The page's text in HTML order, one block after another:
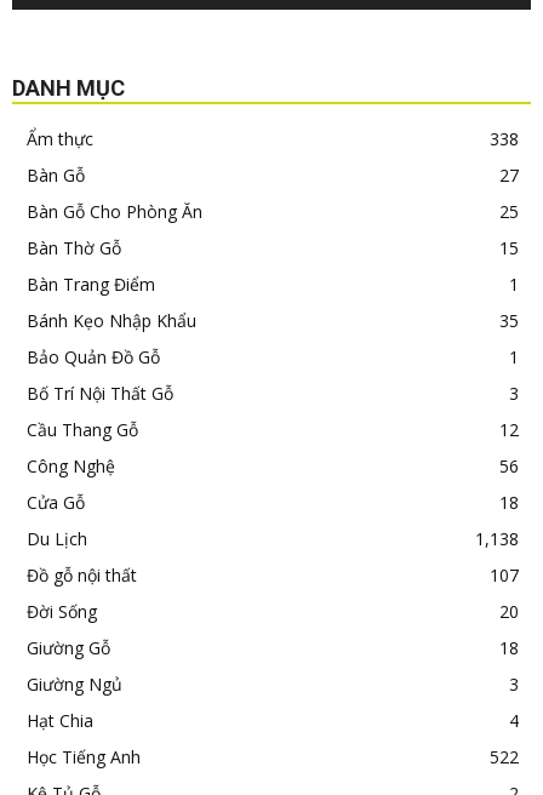
DANH MỤC
Ẩm thực
338
Bàn Gỗ
27
Bàn Gỗ Cho Phòng Ăn
25
Bàn Thờ Gỗ
15
Bàn Trang Điểm
1
Bánh Kẹo Nhập Khẩu
35
Bảo Quản Đồ Gỗ
1
Bố Trí Nội Thất Gỗ
3
Cầu Thang Gỗ
12
Công Nghệ
56
Cửa Gỗ
18
Du Lịch
1,138
Đồ gỗ nội thất
107
Đời Sống
20
Giường Gỗ
18
Giường Ngủ
3
Hạt Chia
4
Học Tiếng Anh
522